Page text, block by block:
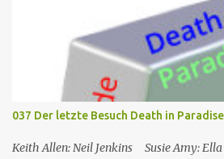
Zimmer aufgefunden, aber ein
sich um Humphrey selbst handelt, kann
dem Zeitpunkt, als Charlie in sein Zimmer
Zeitpunkt, als seine Leiche gefunden
gegangen ist. Humphrey nimmt Martha
wo es ein Hotel namens Hotel Cecile
gemeinsam im Speisesa...
037 Der letzte Besuch Death in Paradise
Keith Allen: Neil Jenkins Susie Amy: